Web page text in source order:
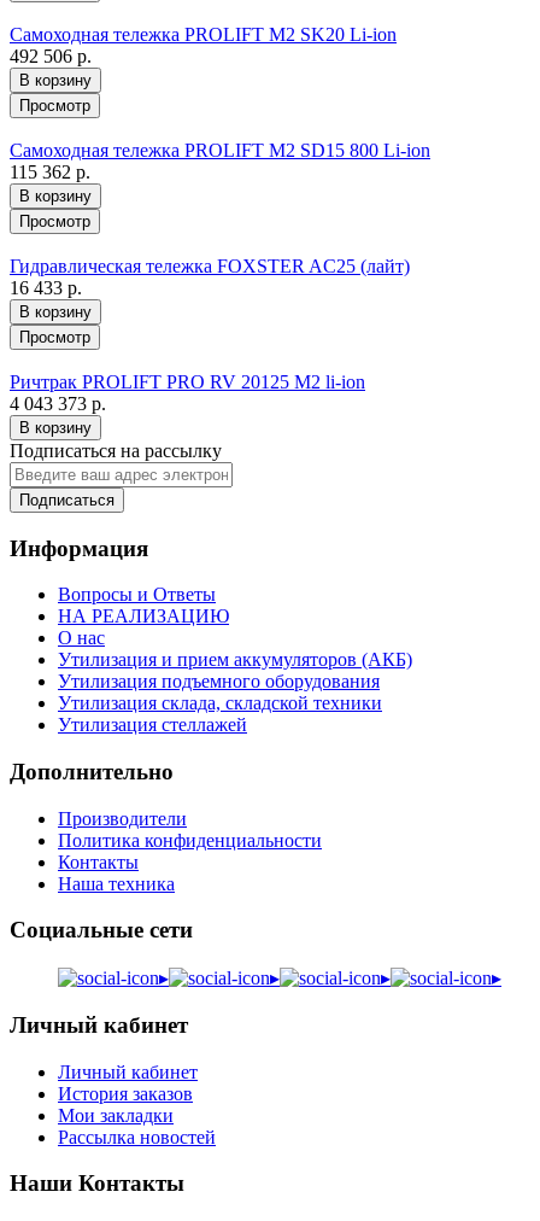
Самоходная тележка PROLIFT M2 SK20 Li-ion
492 506 р.
В корзину
Просмотр
Самоходная тележка PROLIFT M2 SD15 800 Li-ion
115 362 р.
В корзину
Просмотр
Гидравлическая тележка FOXSTER AC25 (лайт)
16 433 р.
В корзину
Просмотр
Ричтрак PROLIFT PRO RV 20125 M2 li-ion
4 043 373 р.
В корзину
Подписаться на рассылку
Подписаться
Информация
Вопросы и Ответы
НА РЕАЛИЗАЦИЮ
О нас
Утилизация и прием аккумуляторов (АКБ)
Утилизация подъемного оборудования
Утилизация склада, складской техники
Утилизация стеллажей
Дополнительно
Производители
Политика конфиденциальности
Контакты
Наша техника
Социальные сети
▸ ▸ ▸ ▸
Личный кабинет
Личный кабинет
История заказов
Мои закладки
Рассылка новостей
Наши Контакты